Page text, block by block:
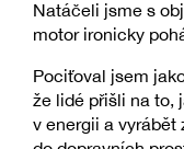
Natáčeli jsme s
motor ironicky
Pociťoval jsem
že lidé přišli na to,
v energii a vyrábět